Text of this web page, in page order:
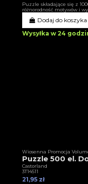
Puzzle składające się z
różnorodność motywów i
Dodaj do koszyka
Wysyłka w 24
Wiosenna Promocja
Puzzle 500 el.
Castorland
3T14511
21,95 zł